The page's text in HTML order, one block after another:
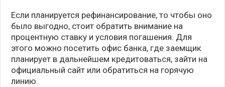
Если планируется рефинансирование, то чтобы оно
было выгодно, стоит обратить внимание на
процентную ставку и условия погашения. Для
этого можно посетить офис банка, где заемщик
планирует в дальнейшем кредитоваться, зайти на
официальный сайт или обратиться на горячую
линию.